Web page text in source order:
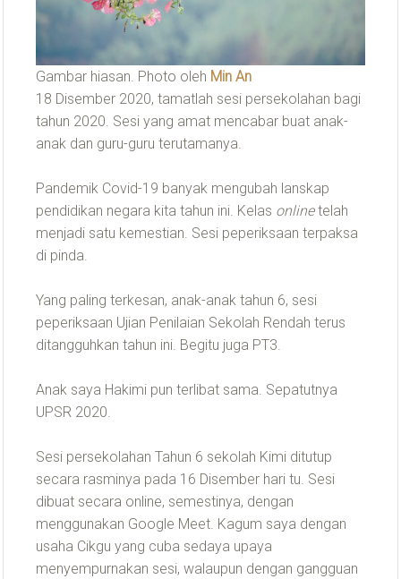
Gambar hiasan. Photo oleh Min An
18 Disember 2020, tamatlah sesi persekolahan bagi
tahun 2020. Sesi yang amat mencabar buat anak-
anak dan guru-guru terutamanya.
Pandemik Covid-19 banyak mengubah lanskap
pendidikan negara kita tahun ini. Kelas onlinetelah
menjadi satu kemestian. Sesi peperiksaan terpaksa
di pinda.
Yang paling terkesan, anak-anak tahun 6, sesi
peperiksaan Ujian Penilaian Sekolah Rendah terus
ditangguhkan tahun ini. Begitu juga PT3.
Anak saya Hakimi pun terlibat sama. Sepatutnya
UPSR 2020.
Sesi persekolahan Tahun 6 sekolah Kimi ditutup
secara rasminya pada 16 Disember hari tu. Sesi
dibuat secara online, semestinya, dengan
menggunakan Google Meet. Kagum saya dengan
usaha Cikgu yang cuba sedaya upaya
menyempurnakan sesi, walaupun dengan gangguan